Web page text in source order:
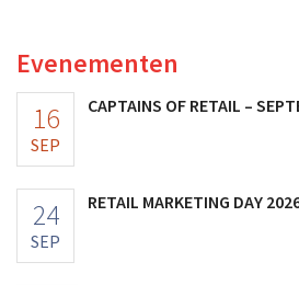
Evenementen
16
SEP
CAPTAINS OF RETAIL –
24
SEP
RETAIL MARKETING DAY